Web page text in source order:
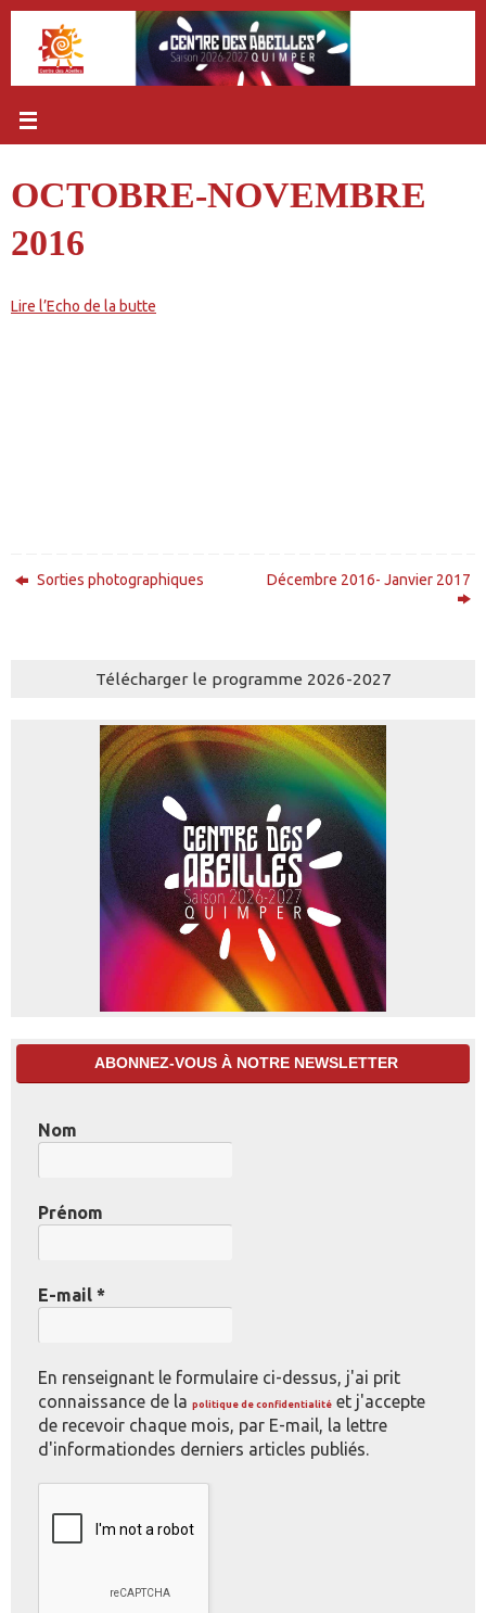
Passer
contenu
OCTOBRE-NOVEMBRE
2016
Lire l’Echo de la butte
Sorties photographiques Décembre 2016- Janvier 2017
Télécharger le programme 2026-2027
ABONNEZ-VOUS À NOTRE NEWSLETTER
Nom
Prénom
E-mail *
En renseignant le formulaire ci-dessus, j'ai prit
connaissance de la politique de confidentialité et j'accepte
de recevoir chaque mois, par E-mail, la lettre
d'informationdes derniers articles publiés.